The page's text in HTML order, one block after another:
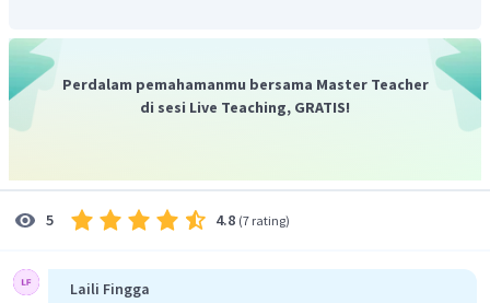
Perdalam pemahamanmu bersama Master Teacher
di sesi Live Teaching, GRATIS!
5 4.8 (7 rating)
Laili Fingga